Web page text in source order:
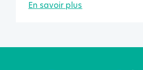
DE VIE D’AVENEL
En savoir plus